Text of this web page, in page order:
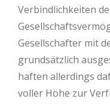
Verbindlichkeiten
Gesellschafter mit
grundsätzlich
haften allerdings
voller Höhe zur